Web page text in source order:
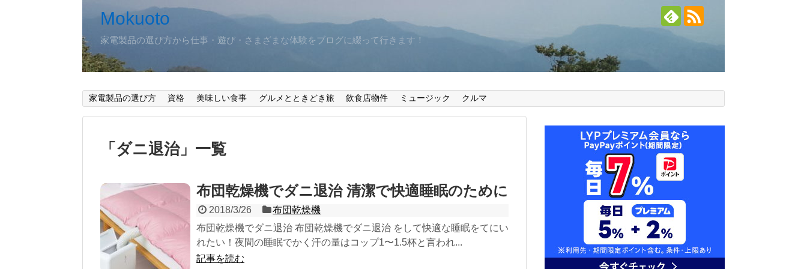
Mokuoto
家電製品の選び方から仕事・遊び・さまざまな体験をブログに綴って行きます！
家電製品の選び方 資格 美味しい食事 グルメとときどき旅 飲食店物件 ミュージック クルマ
「 ダニ退治」 一覧
布団乾燥機でダニ退治 清潔で快適睡眠のために
2018/3/26
布団乾燥機
布団乾燥機でダニ退治 布団乾燥機でダニ退治 をして快適な睡眠をてにい
れたい！夜間の睡眠でかく汗の量はコップ1〜1.5杯と言われ...
記事を読む